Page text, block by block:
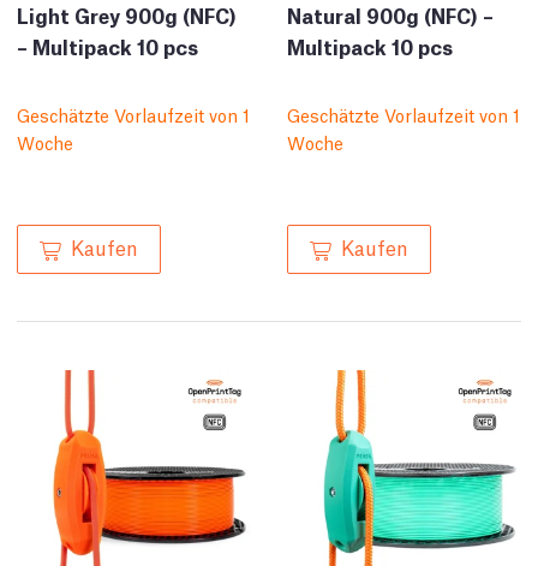
Light Grey 900g (NFC)
– Multipack 10 pcs
Geschätzte Vorlaufzeit von 1
Woche
Kaufen
Natural 900g (NFC) –
Multipack 10 pcs
Geschätzte Vorlaufzeit von 1
Woche
Kaufen